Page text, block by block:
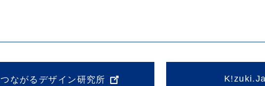
つながるデザイン研究所